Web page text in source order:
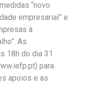
“novo
empresarial” e
à
As
18h do dia 31
para
apoios e as